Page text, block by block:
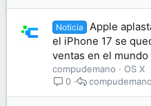
Noticia
Apple
el iPhone 17 se
ventas en el mundo
compudemano
OS X
0
compudemano